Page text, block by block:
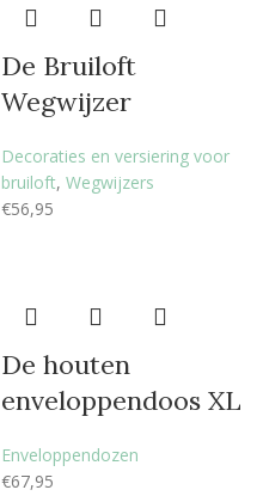
De Bruiloft
Wegwijzer
Decoraties en versiering voor
bruiloft, Wegwijzers
€56,95
De houten
enveloppendoos XL
Enveloppendozen
€67,95